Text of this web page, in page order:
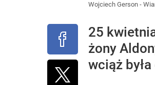
Wojciech Gerson -
25
żony
wciąż